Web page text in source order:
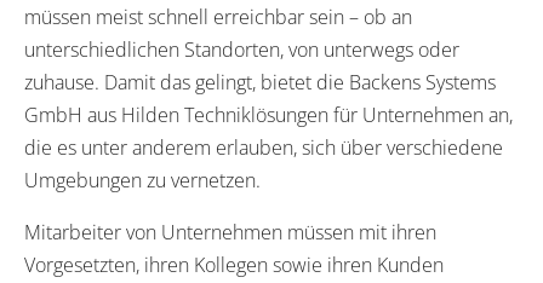
müssen meist schnell erreichbar sein – ob an
unterschiedlichen Standorten, von unterwegs oder
zuhause. Damit das gelingt, bietet die Backens Systems
GmbH aus Hilden Techniklösungen für Unternehmen an,
die es unter anderem erlauben, sich über verschiedene
Umgebungen zu vernetzen.
Mitarbeiter von Unternehmen müssen mit ihren
Vorgesetzten, ihren Kollegen sowie ihren Kunden